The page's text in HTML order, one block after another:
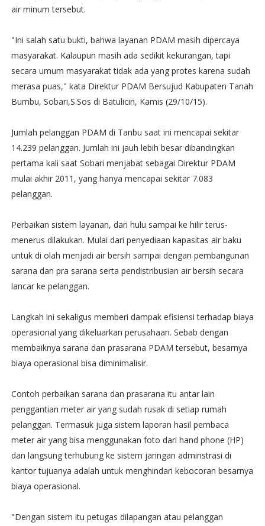
air minum tersebut.
"Ini salah satu bukti, bahwa layanan PDAM masih dipercaya
masyarakat. Kalaupun masih ada sedikit kekurangan, tapi
secara umum masyarakat tidak ada yang protes karena sudah
merasa puas," kata Direktur PDAM Bersujud Kabupaten Tanah
Bumbu, Sobari,S.Sos di Batulicin, Kamis (29/10/15).
Jumlah pelanggan PDAM di Tanbu saat ini mencapai sekitar
14.239 pelanggan. Jumlah ini jauh lebih besar dibandingkan
pertama kali saat Sobari menjabat sebagai Direktur PDAM
mulai akhir 2011, yang hanya mencapai sekitar 7.083
pelanggan.
Perbaikan sistem layanan, dari hulu sampai ke hilir terus-
menerus dilakukan. Mulai dari penyediaan kapasitas air baku
untuk di olah menjadi air bersih sampai dengan pembangunan
sarana dan pra sarana serta pendistribusian air bersih secara
lancar ke pelanggan.
Langkah ini sekaligus memberi dampak efisiensi terhadap biaya
operasional yang dikeluarkan perusahaan. Sebab dengan
membaiknya sarana dan prasarana PDAM tersebut, besarnya
biaya operasional bisa diminimalisir.
Contoh perbaikan sarana dan prasarana itu antar lain
penggantian meter air yang sudah rusak di setiap rumah
pelanggan. Termasuk juga sistem laporan hasil pembaca
meter air yang bisa menggunakan foto dari hand phone (HP)
dan langsung terhubung ke sistem jaringan adminstrasi di
kantor tujuanya adalah untuk menghindari kebocoran besarnya
biaya operasional.
"Dengan sistem itu petugas dilapangan atau pelanggan